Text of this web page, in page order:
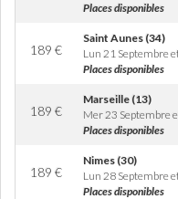
Places disponibles
189 €
Saint Aunes (34)
Lun 21 Septembre
Places disponibles
189 €
Marseille (13)
Mer 23 Septembre
Places disponibles
189 €
Nimes (30)
Lun 28 Septembre
Places disponibles